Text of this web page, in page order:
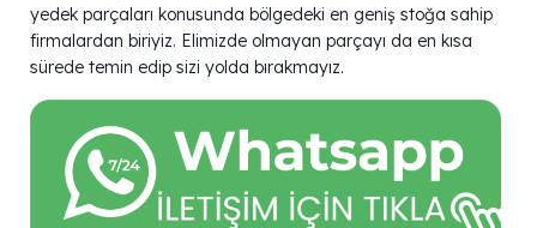
yedek parçaları konusunda bölgedeki en geniş stoğa sahip
firmalardan biriyiz. Elimizde olmayan parçayı da en kısa
sürede temin edip sizi yolda bırakmayız.